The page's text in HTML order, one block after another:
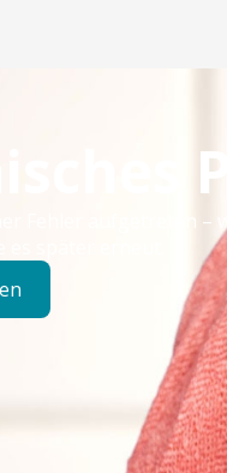
Fehler aufgetreten –
es später erneut.